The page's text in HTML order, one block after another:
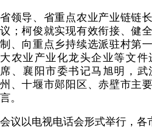
省领导、省重点农业产业链链
议；柯俊就实现有效衔接、健
制、向重点乡持续选派驻村第
大农业产业化龙头企业等文
席、襄阳市委书记马旭明，
州、十堰市郧阳区、赤壁市主
言。
会议以电视电话会形式举行，各